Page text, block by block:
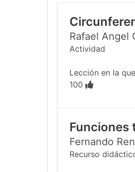
Rafael Angel
Actividad
Lección en la
100
Funciones
Fernando
Recurso